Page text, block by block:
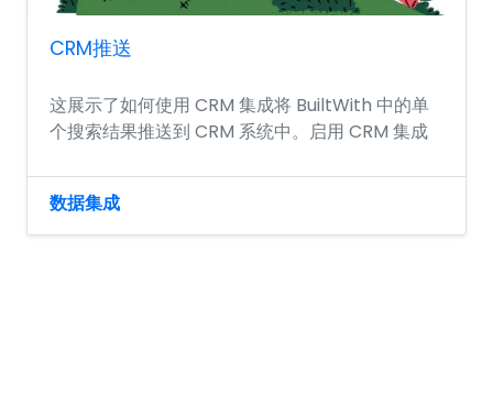
CRM推送
这展示了如何使用 CRM 集成将 BuiltWith 中的单
个搜索结果推送到 CRM 系统中。启用 CRM 集成
数据集成